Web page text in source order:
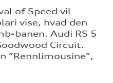
of Speed vil
vise, hvad den
banen. Audi RS 5
Circuit.
”Rennlimousine”,